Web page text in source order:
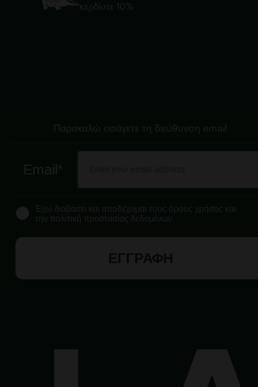
κερδίστε 10%
Παρακαλώ εισάγετε τη διεύθυνση email
Email*
Έχω διαβάσει και αποδέχομαι τους όρους χρήσης και
την πολιτική προστασίας δεδομένων.
ΕΓΓΡΑΦΗ